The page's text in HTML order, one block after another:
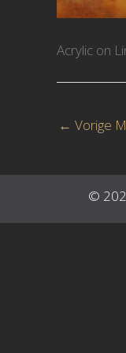
Acrylic on
← Vorige
©